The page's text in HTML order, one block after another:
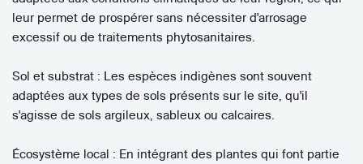
leur permet de prospérer sans nécessiter d'arrosage
excessif ou de traitements phytosanitaires.
Sol et substrat : Les espèces indigènes sont souvent
adaptées aux types de sols présents sur le site, qu'il
s'agisse de sols argileux, sableux ou calcaires.
Écosystème local : En intégrant des plantes qui font partie